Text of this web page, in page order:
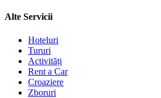
Alte Servicii
Hoteluri
Tururi
Activități
Rent a Car
Croaziere
Zboruri